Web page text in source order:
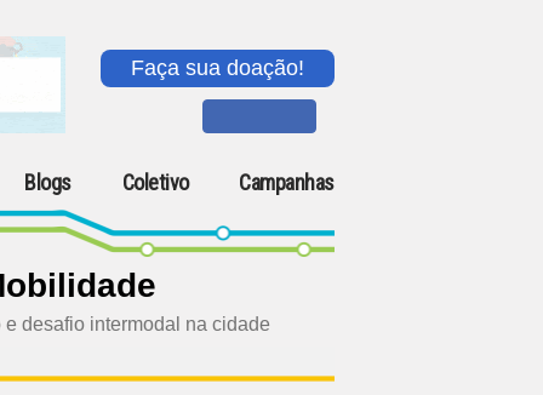
Faça sua doação!
Blogs Coletivo Campanhas
desafio intermodal na cidade